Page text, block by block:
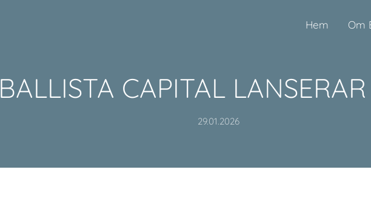
Hem Om
BALLISTA CAPITAL LANSERAR
29.01.2026